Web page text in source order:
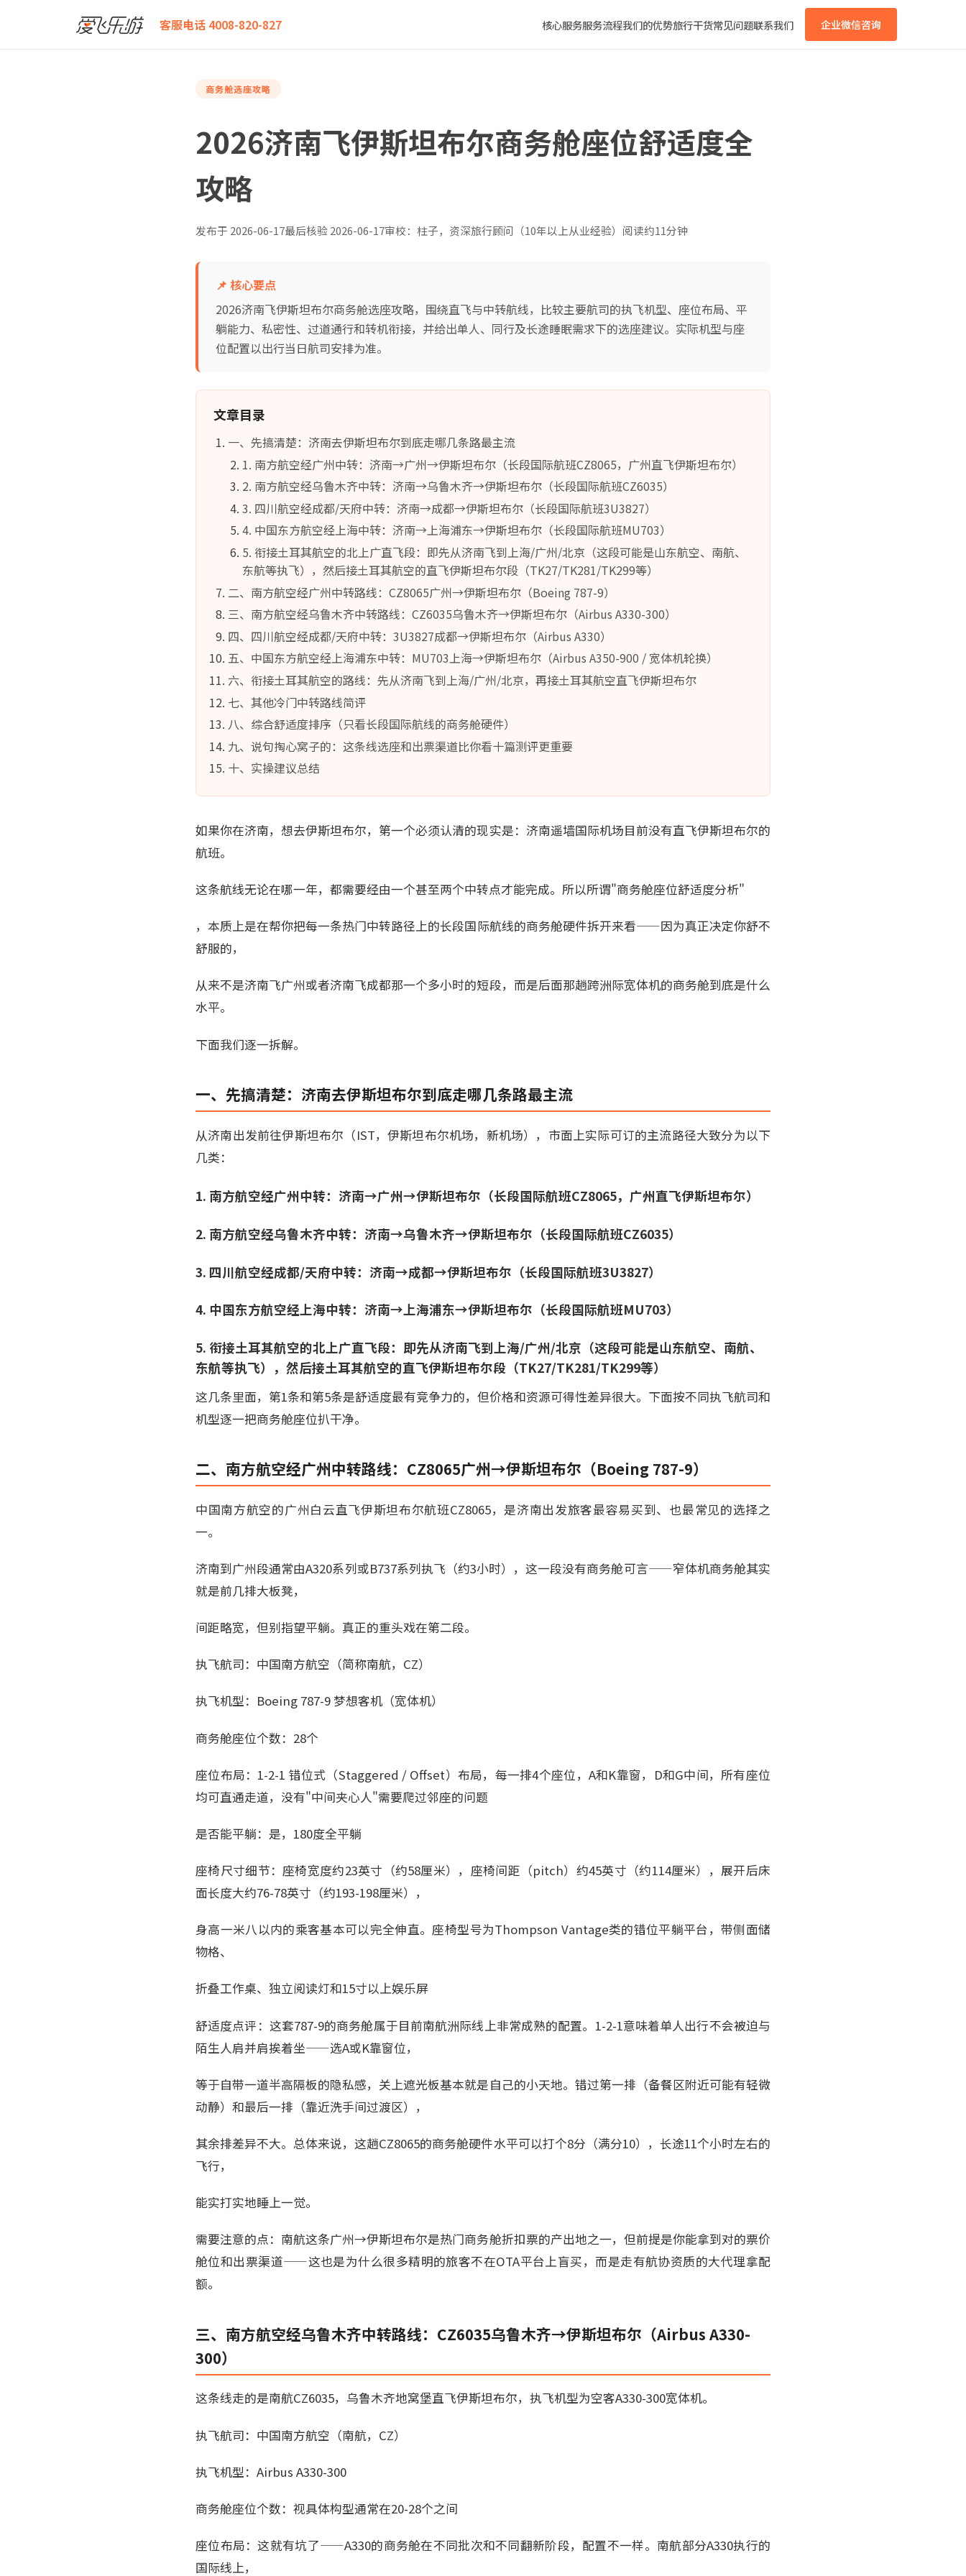
客服电话 4008-820-827 核心服务服务流程我们的优势旅行干货常见问题联系我们 企业微信咨询
爱飞乐游 2026济南飞伊斯坦布尔商务舱座位舒适度全攻略
商务舱选座攻略
2026济南飞伊斯坦布尔商务舱座位舒适度全
攻略
发布于 2026-06-17最后核验2026-06-17审校：柱子，资深旅行顾问（10年以上从业经验） 阅读约11分钟
📌 核心要点
2026济南飞伊斯坦布尔商务舱选座攻略，围绕直飞与中转航线，比较主要航司的执飞机型、座位布局、平
躺能力、私密性、过道通行和转机衔接，并给出单人、同行及长途睡眠需求下的选座建议。实际机型与座
位配置以出行当日航司安排为准。
文章目录
一、先搞清楚：济南去伊斯坦布尔到底走哪几条路最主流
1. 南方航空经广州中转：济南→广州→伊斯坦布尔（长段国际航班CZ8065，广州直飞伊斯坦布尔）
2. 南方航空经乌鲁木齐中转：济南→乌鲁木齐→伊斯坦布尔（长段国际航班CZ6035）
3. 四川航空经成都/天府中转：济南→成都→伊斯坦布尔（长段国际航班3U3827）
4. 中国东方航空经上海中转：济南→上海浦东→伊斯坦布尔（长段国际航班MU703）
5. 衔接土耳其航空的北上广直飞段：即先从济南飞到上海/广州/北京（这段可能是山东航空、南航、
东航等执飞），然后接土耳其航空的直飞伊斯坦布尔段（TK27/TK281/TK299等）
二、南方航空经广州中转路线：CZ8065广州→伊斯坦布尔（Boeing 787-9）
三、南方航空经乌鲁木齐中转路线：CZ6035乌鲁木齐→伊斯坦布尔（Airbus A330-300）
四、四川航空经成都/天府中转：3U3827成都→伊斯坦布尔（Airbus A330）
五、中国东方航空经上海浦东中转：MU703上海→伊斯坦布尔（Airbus A350-900 / 宽体机轮换）
六、衔接土耳其航空的路线：先从济南飞到上海/广州/北京，再接土耳其航空直飞伊斯坦布尔
七、其他冷门中转路线简评
八、综合舒适度排序（只看长段国际航线的商务舱硬件）
九、说句掏心窝子的：这条线选座和出票渠道比你看十篇测评更重要
十、实操建议总结
如果你在济南，想去伊斯坦布尔，第一个必须认清的现实是：济南遥墙国际机场目前没有直飞伊斯坦布尔的
航班。
这条航线无论在哪一年，都需要经由一个甚至两个中转点才能完成。所以所谓"商务舱座位舒适度分析"
，本质上是在帮你把每一条热门中转路径上的长段国际航线的商务舱硬件拆开来看——因为真正决定你舒不
舒服的，
从来不是济南飞广州或者济南飞成都那一个多小时的短段，而是后面那趟跨洲际宽体机的商务舱到底是什么
水平。
下面我们逐一拆解。
一、先搞清楚：济南去伊斯坦布尔到底走哪几条路最主流
从济南出发前往伊斯坦布尔（IST，伊斯坦布尔机场，新机场），市面上实际可订的主流路径大致分为以下
几类：
1. 南方航空经广州中转：济南→广州→伊斯坦布尔（长段国际航班CZ8065，广州直飞伊斯坦布尔）
2. 南方航空经乌鲁木齐中转：济南→乌鲁木齐→伊斯坦布尔（长段国际航班CZ6035）
3. 四川航空经成都/天府中转：济南→成都→伊斯坦布尔（长段国际航班3U3827）
4. 中国东方航空经上海中转：济南→上海浦东→伊斯坦布尔（长段国际航班MU703）
5. 衔接土耳其航空的北上广直飞段：即先从济南飞到上海/广州/北京（这段可能是山东航空、南航、
东航等执飞），然后接土耳其航空的直飞伊斯坦布尔段（TK27/TK281/TK299等）
这几条里面，第1条和第5条是舒适度最有竞争力的，但价格和资源可得性差异很大。下面按不同执飞航司和
机型逐一把商务舱座位扒干净。
二、南方航空经广州中转路线：CZ8065广州→伊斯坦布尔（Boeing 787-9）
中国南方航空的广州白云直飞伊斯坦布尔航班CZ8065，是济南出发旅客最容易买到、也最常见的选择之
一。
济南到广州段通常由A320系列或B737系列执飞（约3小时），这一段没有商务舱可言——窄体机商务舱其实
就是前几排大板凳，
间距略宽，但别指望平躺。真正的重头戏在第二段。
执飞航司：中国南方航空（简称南航，CZ）
执飞机型：Boeing 787-9 梦想客机（宽体机）
商务舱座位个数：28个
座位布局：1-2-1 错位式（Staggered / Offset）布局，每一排4个座位，A和K靠窗，D和G中间，所有座位
均可直通走道，没有"中间夹心人"需要爬过邻座的问题
是否能平躺：是，180度全平躺
座椅尺寸细节：座椅宽度约23英寸（约58厘米），座椅间距（pitch）约45英寸（约114厘米），展开后床
面长度大约76-78英寸（约193-198厘米），
身高一米八以内的乘客基本可以完全伸直。座椅型号为Thompson Vantage类的错位平躺平台，带侧面储
物格、
折叠工作桌、独立阅读灯和15寸以上娱乐屏
舒适度点评：这套787-9的商务舱属于目前南航洲际线上非常成熟的配置。1-2-1意味着单人出行不会被迫与
陌生人肩并肩挨着坐——选A或K靠窗位，
等于自带一道半高隔板的隐私感，关上遮光板基本就是自己的小天地。错过第一排（备餐区附近可能有轻微
动静）和最后一排（靠近洗手间过渡区），
其余排差异不大。总体来说，这趟CZ8065的商务舱硬件水平可以打个8分（满分10），长途11个小时左右的
飞行，
能实打实地睡上一觉。
需要注意的点：南航这条广州→伊斯坦布尔是热门商务舱折扣票的产出地之一，但前提是你能拿到对的票价
舱位和出票渠道——这也是为什么很多精明的旅客不在OTA平台上盲买，而是走有航协资质的大代理拿配
额。
三、南方航空经乌鲁木齐中转路线：CZ6035乌鲁木齐→伊斯坦布尔（Airbus A330-
300）
这条线走的是南航CZ6035，乌鲁木齐地窝堡直飞伊斯坦布尔，执飞机型为空客A330-300宽体机。
执飞航司：中国南方航空（南航，CZ）
执飞机型：Airbus A330-300
商务舱座位个数：视具体构型通常在20-28个之间
座位布局：这就有坑了——A330的商务舱在不同批次和不同翻新阶段，配置不一样。南航部分A330执行的
国际线上，